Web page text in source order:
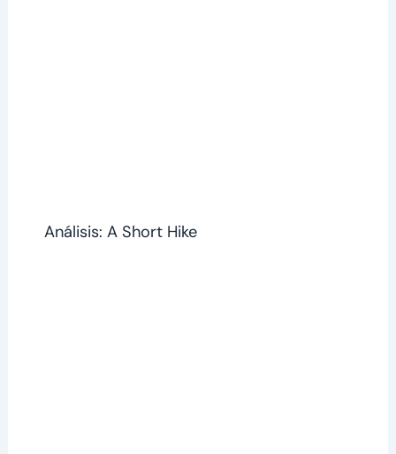
Análisis: A Short Hike